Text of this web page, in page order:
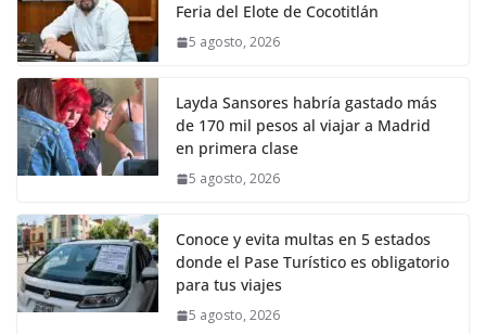
Feria del Elote de Cocotitlán
5 agosto, 2026
Layda Sansores habría gastado más
de 170 mil pesos al viajar a Madrid
en primera clase
5 agosto, 2026
Conoce y evita multas en 5 estados
donde el Pase Turístico es obligatorio
para tus viajes
5 agosto, 2026